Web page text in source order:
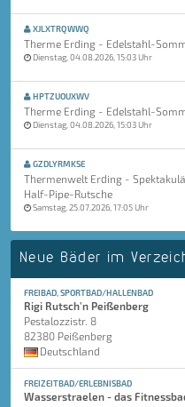
XJLXTRQWWQ
Therme Erding - Edelstahl-
Dienstag, 04.08.2026, 15:03 Uhr
HPTZUOUXWV
Therme Erding - Edelstahl-
Dienstag, 04.08.2026, 15:03 Uhr
GZDLYRMKSE
Thermenwelt Erding -
Half-Pipe-Rutsche
Samstag, 25.07.2026, 17:05 Uhr
Neue Bäder im
FREIBAD, SPORTBAD/HALLENBAD
Rigi Rutsch'n Peißenberg
Pestalozzistr. 8
82380 Peißenberg
Deutschland
FREIZEITBAD/ERLEBNISBAD
Wasserstraelen - das